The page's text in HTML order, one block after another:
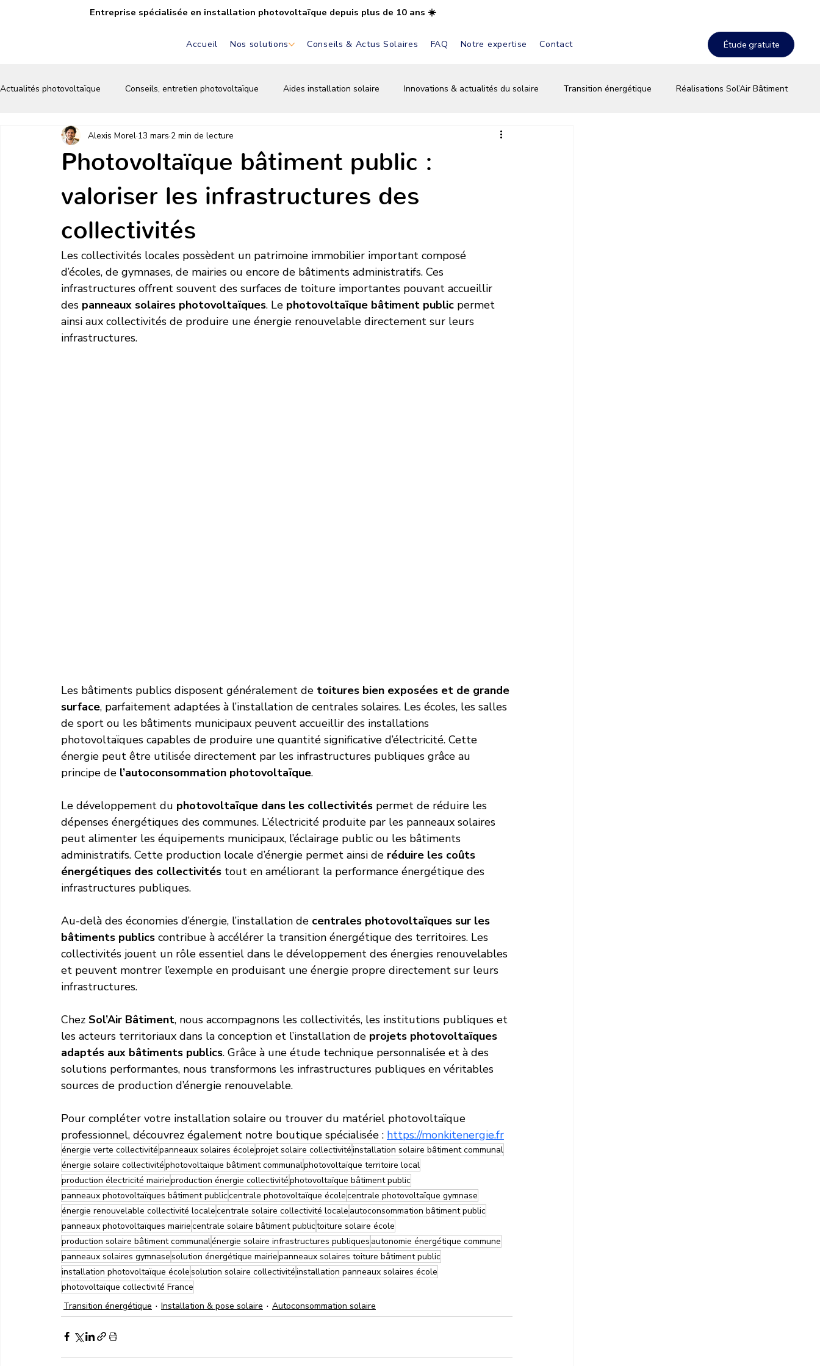
Entreprise spécialisée en installation photovoltaïque depuis plus de 10 ans ☀️
Accueil Nos solutions Conseils & Actus Solaires FAQ Notre expertise Contact
Actualités photovoltaïque Conseils, entretien photovoltaïque Aides installation solaire Innovations & actualités du solaire Transition énergétique Réalisations Sol’Air Bâtiment
FAQ solaire & photovoltaïque Autoconsommation solaire Aides & primes solaires
Écologie & énergie verte Conseils & astuces solaires
Photovoltaïque bâtiment public :
valoriser les infrastructures des
collectivités
Alexis Morel 13 mars 2 min de lecture
Les collectivités locales possèdent un patrimoine immobilier important composé
d’écoles, de gymnases, de mairies ou encore de bâtiments administratifs. Ces
infrastructures offrent souvent des surfaces de toiture importantes pouvant accueillir
des panneaux solaires photovoltaïques. Le photovoltaïque bâtiment public permet
ainsi aux collectivités de produire une énergie renouvelable directement sur leurs
infrastructures.
Les bâtiments publics disposent généralement de toitures bien exposées et de grande
surface, parfaitement adaptées à l’installation de centrales solaires. Les écoles, les salles
de sport ou les bâtiments municipaux peuvent accueillir des installations
photovoltaïques capables de produire une quantité significative d’électricité. Cette
énergie peut être utilisée directement par les infrastructures publiques grâce au
principe de l’autoconsommation photovoltaïque.
Le développement du photovoltaïque dans les collectivités permet de réduire les
dépenses énergétiques des communes. L’électricité produite par les panneaux solaires
peut alimenter les équipements municipaux, l’éclairage public ou les bâtiments
administratifs. Cette production locale d’énergie permet ainsi de réduire les coûts
énergétiques des collectivités tout en améliorant la performance énergétique des
infrastructures publiques.
Au-delà des économies d’énergie, l’installation de centrales photovoltaïques sur les
bâtiments publics contribue à accélérer la transition énergétique des territoires. Les
collectivités jouent un rôle essentiel dans le développement des énergies renouvelables
et peuvent montrer l’exemple en produisant une énergie propre directement sur leurs
infrastructures.
Chez Sol’Air Bâtiment, nous accompagnons les collectivités, les institutions publiques et
les acteurs territoriaux dans la conception et l’installation de projets photovoltaïques
adaptés aux bâtiments publics. Grâce à une étude technique personnalisée et à des
solutions performantes, nous transformons les infrastructures publiques en véritables
sources de production d’énergie renouvelable.
Pour compléter votre installation solaire ou trouver du matériel photovoltaïque
professionnel, découvrez également notre boutique spécialisée : https://monkitenergie.fr
énergie verte collectivitépanneaux solaires écoleprojet solaire collectivitéinstallation solaire bâtiment communal
énergie solaire collectivitéphotovoltaïque bâtiment communalphotovoltaïque territoire local
production électricité mairieproduction énergie collectivitéphotovoltaïque bâtiment public
panneaux photovoltaïques bâtiment publiccentrale photovoltaïque écolecentrale photovoltaïque gymnase
énergie renouvelable collectivité localecentrale solaire collectivité locale autoconsommation bâtiment public
panneaux photovoltaïques mairiecentrale solaire bâtiment publictoiture solaire école
production solaire bâtiment communalénergie solaire infrastructures publiques autonomie énergétique commune
panneaux solaires gymnasesolution énergétique mairiepanneaux solaires toiture bâtiment public
installation photovoltaïque écolesolution solaire collectivitéinstallation panneaux solaires école
photovoltaïque collectivité France
Transition énergétique
Installation & pose solaire Autoconsommation solaire